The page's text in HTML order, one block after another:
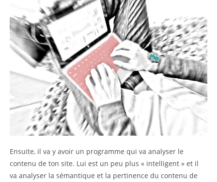
Ensuite, il va y avoir un programme qui va analyser le
contenu de ton site. Lui est un peu plus « intelligent » et il
va analyser la sémantique et la pertinence du contenu de